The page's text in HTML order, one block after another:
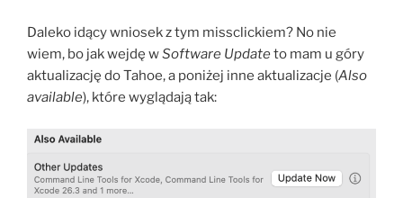
Daleko idący wniosek z tym missclickiem? No nie
wiem, bo jak wejdę wSoftware Updateto mam u góry
aktualizację do Tahoe, a poniżej inne aktualizacje (Also
available), które wyglądają tak: